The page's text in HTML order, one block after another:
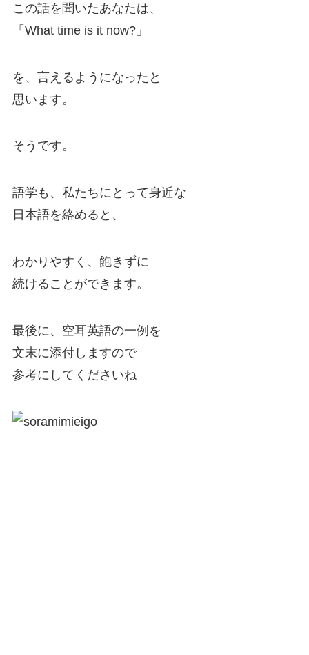
この話を聞いたあなたは、
「What time is it now?」
を、言えるようになったと
思います。
そうです。
語学も、私たちにとって身近な
日本語を絡めると、
わかりやすく、飽きずに
続けることができます。
最後に、空耳英語の一例を
文末に添付しますので
参考にしてくださいね